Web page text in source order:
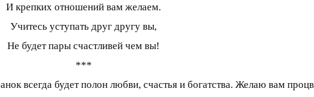
И крепких отношений вам желаем.
Учитесь уступать друг другу вы,
Не будет пары счастливей чем вы!
***
всегда будет полон любви, счастья и богатства. Желаю вам